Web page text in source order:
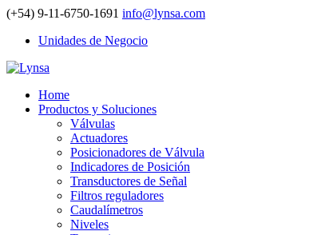
(+54) 9-11-6750-1691 info@lynsa.com
Unidades de Negocio
Home
Productos y Soluciones
Válvulas
Actuadores
Posicionadores de Válvula
Indicadores de Posición
Transductores de Señal
Filtros reguladores
Caudalímetros
Niveles